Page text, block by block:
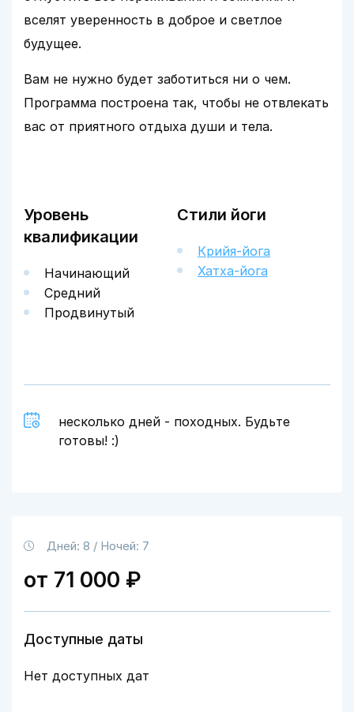
вселят уверенность в доброе и светлое
будущее.
Вам не нужно будет заботиться ни о чем.
Программа построена так, чтобы не отвлекать
вас от приятного отдыха души и тела.
Уровень
квалификации
Начинающий
Средний
Продвинутый
Стили йоги
Крийя-йога
Хатха-йога
несколько дней - походных. Будьте
готовы! :)
Дней: 8 / Ночей: 7
от 71 000 ₽
Доступные даты
Нет доступных дат